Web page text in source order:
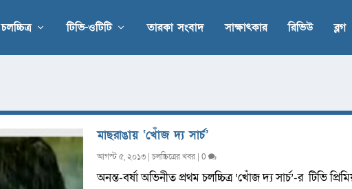
চলচ্চিত্র টিভি-ওটিটি তারকা সংবাদ সাক্ষাৎকার রিভিউ ব্লগ
মাছরাঙায় ‘খোঁজ দ্য সার্চ’
আগস্ট ৫, ২০১৩|চলচ্চিত্রের খবর| 0
অনন্ত-বর্ষা অভিনীত প্রথম চলচ্চিত্র ‘খোঁজ দ্য সার্চ’-র টিভি